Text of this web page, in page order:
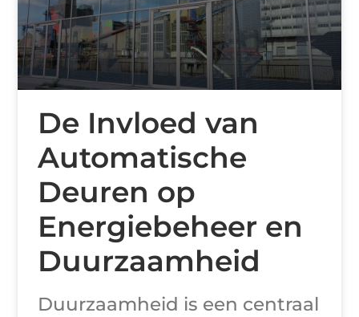
De Invloed van
Automatische
Deuren op
Energiebeheer en
Duurzaamheid
Duurzaamheid is een centraal